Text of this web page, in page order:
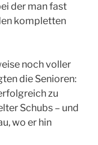
der man fast
kompletten
noch voller
die Senioren:
zu
Schubs – und
wo er hin